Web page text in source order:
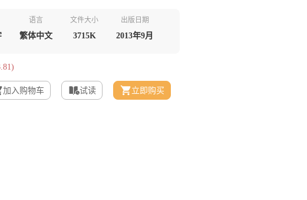
语言
繁体中文
文件大小
3715K
出版日期
2013年9月
加入购物车 试读 立即购买